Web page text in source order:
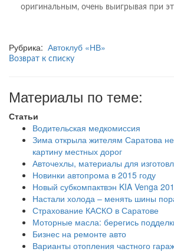
оригинальным, очень выигрывая при
Рубрика: Автоклуб «НВ»
Возврат к списку
Материалы по теме:
Статьи
Водительская медкомиссия
Зима открыла жителям Саратова
картину местных дорог
Авточехлы, материалы для
Новинки автопрома в 2015 году
Новый субкомпактвэн KIA Venga
Настали холода – менять шины
Страхование КАСКО в Саратове
Моторные масла: берегись
Бизнес на ремонте авто
Варианты отопления частного